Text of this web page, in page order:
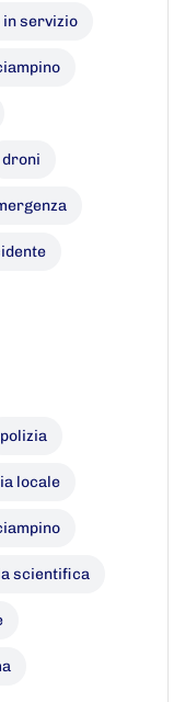
in servizio
droni
polizia
locale
scientifica